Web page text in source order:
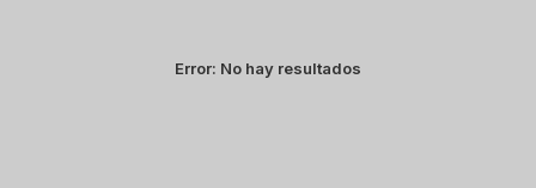
Error: No hay resultados